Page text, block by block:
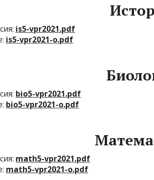
is5-vpr2021.pdf
is5-vpr2021-o.pdf
bio5-vpr2021.pdf
bio5-vpr2021-o.pdf
math5-vpr2021.pdf
math5-vpr2021-o.pdf